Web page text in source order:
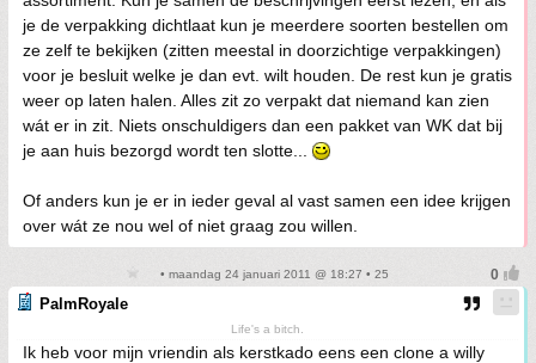
je de verpakking dichtlaat kun je meerdere soorten bestellen om
ze zelf te bekijken (zitten meestal in doorzichtige verpakkingen)
voor je besluit welke je dan evt. wilt houden. De rest kun je gratis
weer op laten halen. Alles zit zo verpakt dat niemand kan zien
wát er in zit. Niets onschuldigers dan een pakket van WK dat bij
je aan huis bezorgd wordt ten slotte...
Of anders kun je er in ieder geval al vast samen een idee krijgen
over wát ze nou wel of niet graag zou willen.
• maandag 24 januari 2011 @ 18:27 • 25
PalmRoyale
Life's a bitch.
Ik heb voor mijn vriendin als kerstkado eens een clone a willy